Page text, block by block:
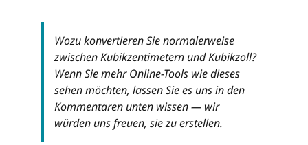
Wozu konvertieren Sie normalerweise
zwischen Kubikzentimetern und Kubikzoll?
Wenn Sie mehr Online-Tools wie dieses
sehen möchten, lassen Sie es uns in den
Kommentaren unten wissen — wir
würden uns freuen, sie zu erstellen.